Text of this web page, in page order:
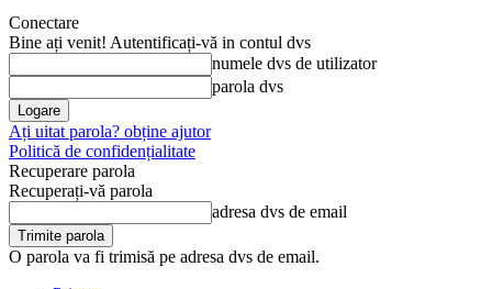
Conectare
Bine ați venit! Autentificați-vă in contul dvs
numele dvs de utilizator
parola dvs
Ați uitat parola? obține ajutor
Politică de confidențialitate
Recuperare parola
Recuperați-vă parola
adresa dvs de email
O parola va fi trimisă pe adresa dvs de email.